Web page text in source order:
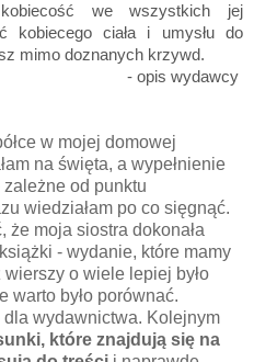
kobiecość we wszystkich jej
kobiecego ciała i umysłu do
mimo doznanych krzywd.
- opis wydawcy
w mojej domowej
na święta, a wypełnienie
od punktu
wiedziałam po co sięgnąć.
że moja siostra dokonała
- wydanie, które mamy
wierszy o wiele lepiej było
warto było porównać.
dla wydawnictwa. Kolejnym
które znajdują się na